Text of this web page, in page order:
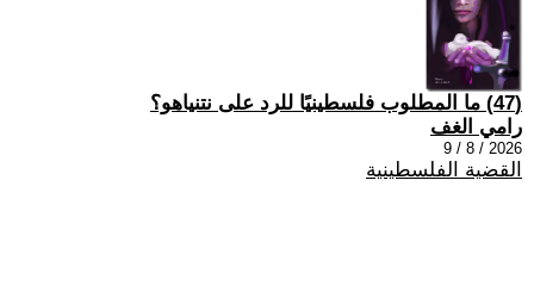
(47) ما المطلوب فلسطينيًا للرد على نتنياهو؟
رامي الغف
2026 / 8 / 9
القضية الفلسطينية